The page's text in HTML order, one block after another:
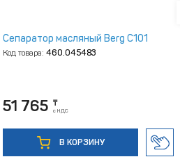
Сепаратор масляный Berg С101
Код товара: 460.045483
51 765 ₸
с НДС
В КОРЗИНУ